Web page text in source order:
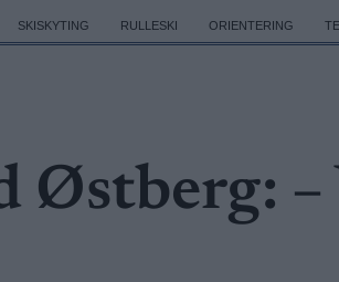
SKISKYTING RULLESKI ORIENTERING
Østberg: